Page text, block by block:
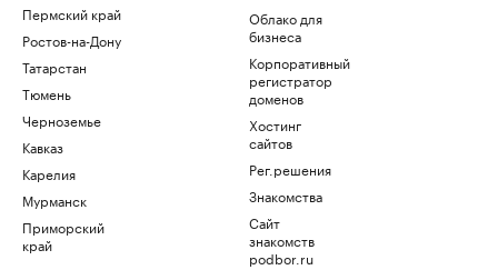
Пермский край
Ростов-на-Дону
Татарстан
Тюмень
Черноземье
Кавказ
Карелия
Мурманск
Приморский
край
Облако для
бизнеса
Корпоративный
регистратор
доменов
Хостинг
сайтов
Рег.решения
Знакомства
Сайт
знакомств
podbor.ru